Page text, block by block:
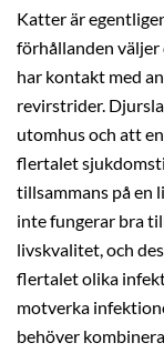
Katter är
förhållanden väljer
har kontakt med
revirstrider.
utomhus och att
flertalet
tillsammans på en
inte fungerar bra
livskvalitet, och
flertalet olika
motverka
behöver